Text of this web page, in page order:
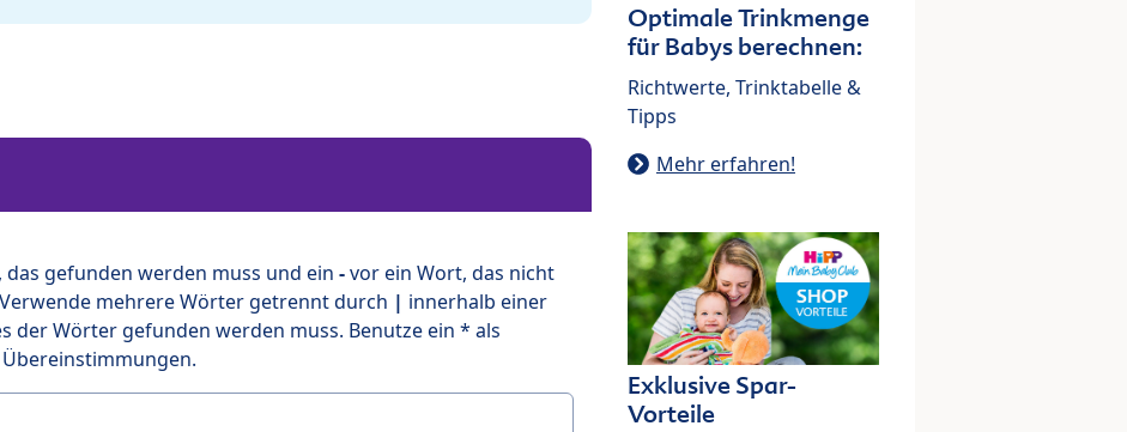
das gefunden werden muss und ein -vor ein Wort, das nicht
mehrere Wörter getrennt durch | innerhalb einer
der Wörter gefunden werden muss. Benutze ein * als
Optimale Trinkmenge
für Babys berechnen:
Richtwerte, Trinktabelle &
Tipps
Mehr erfahren!
Exklusive Spar-
Vorteile